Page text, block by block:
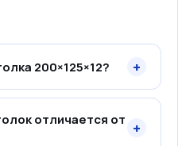
200×125×12? +
отличается от +